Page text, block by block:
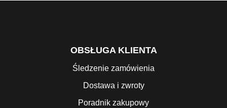
OBSŁUGA KLIENTA
Śledzenie zamówienia
Dostawa i zwroty
Poradnik zakupowy